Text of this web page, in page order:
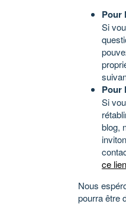
Pour
Si
Pour
Si
blog,
ce lien
Nous
pourra être